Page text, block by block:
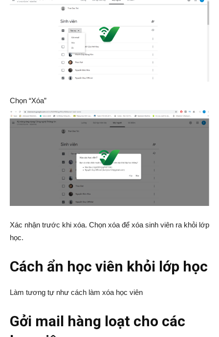
Chọn “Xóa”
Xác nhận trước khi xóa. Chọn xóa để xóa sinh viên ra khỏi lớp
học.
Cách ẩn học viên khỏi lớp học
Làm tương tự như cách làm xóa học viên
Gởi mail hàng loạt cho các